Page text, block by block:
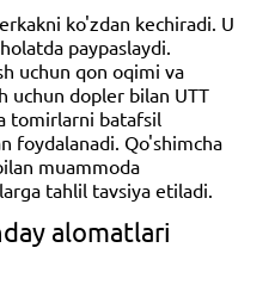
ko'zdan kechiradi. U
paypaslaydi.
uchun qon oqimi va
uchun dopler bilan UTT
tomirlarni batafsil
foydalanadi. Qo'shimcha
muammoda
tahlil tavsiya etiladi.
alomatlari